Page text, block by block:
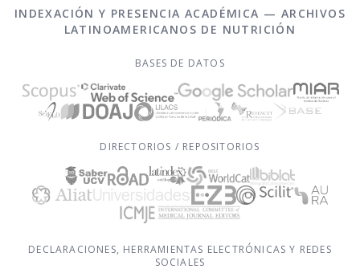
INDEXACIÓN Y PRESENCIA ACADÉMICA — ARCHIVOS
LATINOAMERICANOS DE NUTRICIÓN
BASES DE DATOS
DIRECTORIOS / REPOSITORIOS
DECLARACIONES, HERRAMIENTAS ELECTRÓNICAS Y REDES
SOCIALES